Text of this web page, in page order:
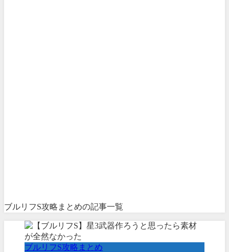
ブルリフS攻略まとめの記事一覧
ブルリフS攻略まとめ